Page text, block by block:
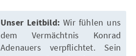
Unser Leitbild: Wir fühlen uns
dem Vermächtnis Konrad
Adenauers verpflichtet. Sein